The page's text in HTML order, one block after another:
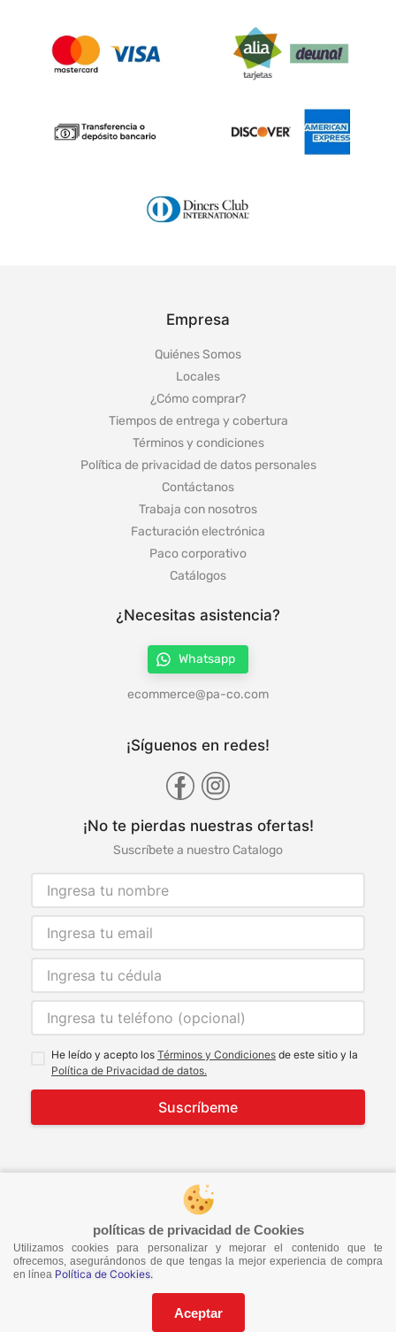
políticas de privacidad de Cookies
Utilizamos cookies para personalizar y mejorar el contenido que te
ofrecemos, asegurándonos de que tengas la mejor experiencia de compra
en línea Política de Cookies.
Aceptar
Empresa
Quiénes Somos
Locales
¿Cómo comprar?
Tiempos de entrega y cobertura
Términos y condiciones
Política de privacidad de datos personales
Contáctanos
Trabaja con nosotros
Facturación electrónica
Paco corporativo
Catálogos
¿Necesitas asistencia?
Whatsapp
ecommerce@pa-co.com
¡Síguenos en redes!
¡No te pierdas nuestras ofertas!
Suscríbete a nuestro Catalogo
He leído y acepto los Términos y Condiciones de este sitio y la
Política de Privacidad de datos.
Suscríbeme
© 2021 Todos los derechos reservados
developed by